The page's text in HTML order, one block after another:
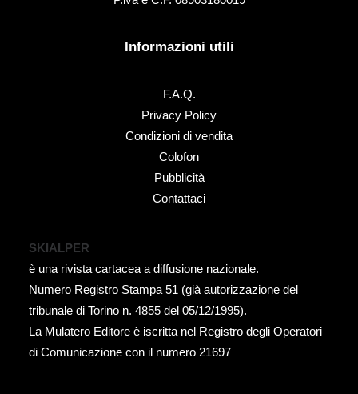
Informazioni utili
F.A.Q.
Privacy Policy
Condizioni di vendita
Colofon
Pubblicità
Contattaci
SKIALPER
è una rivista cartacea a diffusione nazionale.
Numero Registro Stampa 51 (già autorizzazione del
tribunale di Torino n. 4855 del 05/12/1995).
La Mulatero Editore è iscritta nel Registro degli Operatori
di Comunicazione con il numero 21697